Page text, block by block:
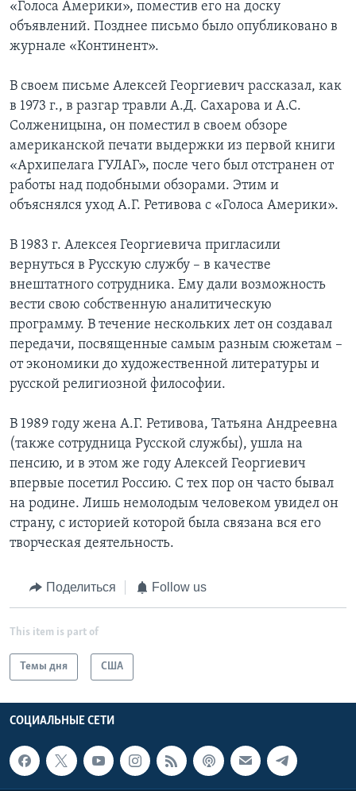
«Голоса Америки», поместив его на доску
объявлений. Позднее письмо было опубликовано в
журнале «Континент».
В своем письме Алексей Георгиевич рассказал, как
в 1973 г., в разгар травли А.Д. Сахарова и А.С.
Солженицына, он поместил в своем обзоре
американской печати выдержки из первой книги
«Архипелага ГУЛАГ», после чего был отстранен от
работы над подобными обзорами. Этим и
объяснялся уход А.Г. Ретивова с «Голоса Америки».
В 1983 г. Алексея Георгиевича пригласили
вернуться в Русскую службу – в качестве
внештатного сотрудника. Ему дали возможность
вести свою собственную аналитическую
программу. В течение нескольких лет он создавал
передачи, посвященные самым разным сюжетам –
от экономики до художественной литературы и
русской религиозной философии.
В 1989 году жена А.Г. Ретивова, Татьяна Андреевна
(также сотрудница Русской службы), ушла на
пенсию, и в этом же году Алексей Георгиевич
впервые посетил Россию. С тех пор он часто бывал
на родине. Лишь немолодым человеком увидел он
страну, с историей которой была связана вся его
творческая деятельность.
Поделиться Follow us
This item is part of
Темы дня США
СОЦИАЛЬНЫЕ СЕТИ